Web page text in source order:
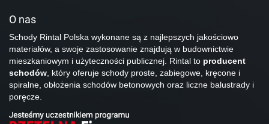
O nas
Schody Rintal Polska wykonane są z najlepszych jakościowo
materiałów, a swoje zastosowanie znajdują w budownictwie
mieszkaniowym i użyteczności publicznej. Rintal to producent
schodów, który oferuje schody proste, zabiegowe, kręcone i
spiralne, obłożenia schodów betonowych oraz liczne balustrady i
poręcze.